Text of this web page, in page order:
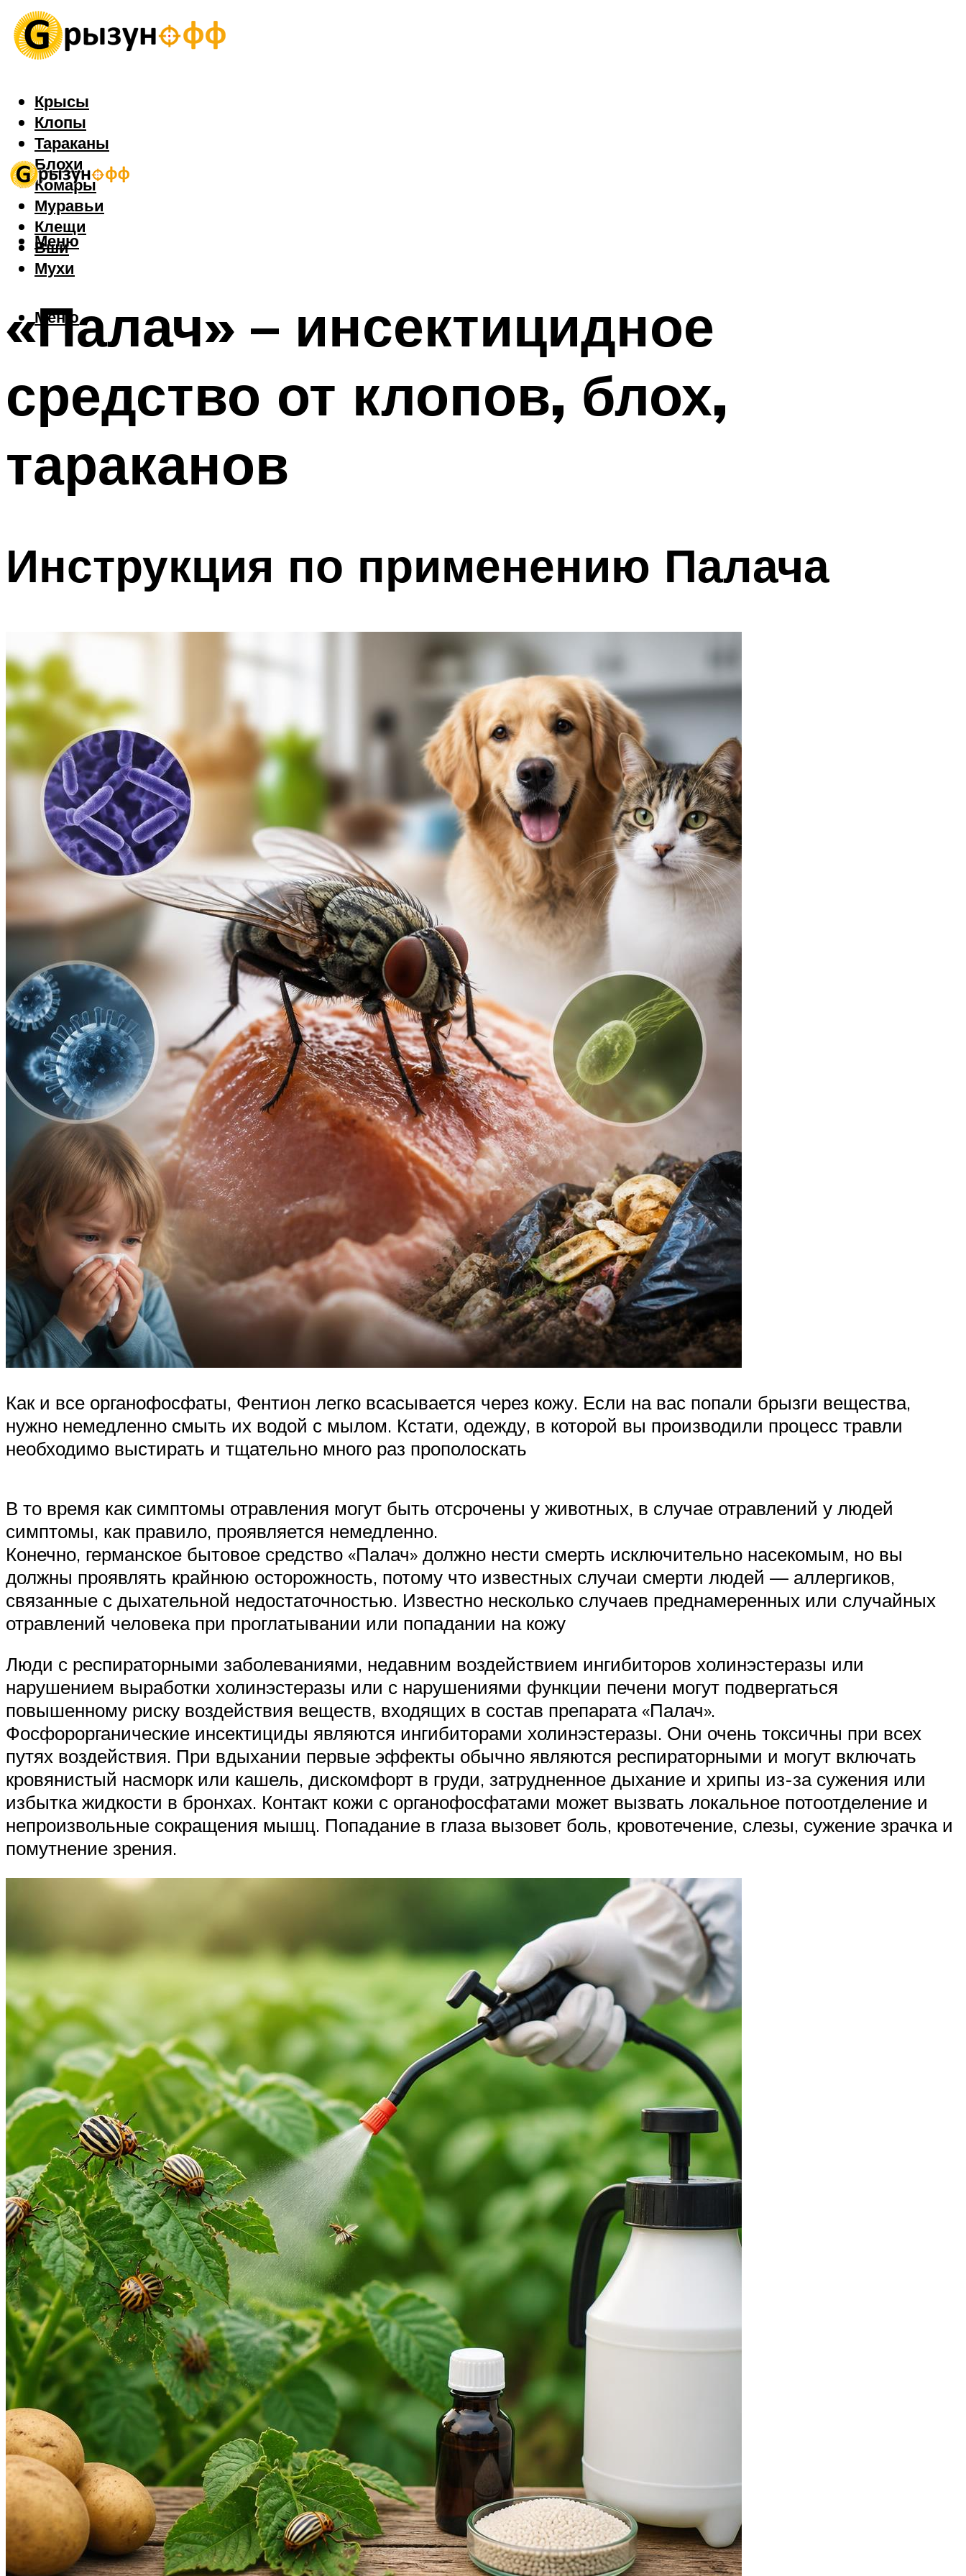
Крысы
Клопы
Тараканы
Блохи
Комары
Муравьи
Клещи
Вши
Мухи
Меню
Меню
«Палач» – инсектицидное
средство от клопов, блох,
тараканов
Инструкция по применению Палача
Как и все органофосфаты, Фентион легко всасывается через кожу. Если на вас попали брызги вещества,
нужно немедленно смыть их водой с мылом. Кстати, одежду, в которой вы производили процесс травли
необходимо выстирать и тщательно много раз прополоскать
В то время как симптомы отравления могут быть отсрочены у животных, в случае отравлений у людей
симптомы, как правило, проявляется немедленно.
Конечно, германское бытовое средство «Палач» должно нести смерть исключительно насекомым, но вы
должны проявлять крайнюю осторожность, потому что известных случаи смерти людей — аллергиков,
связанные с дыхательной недостаточностью. Известно несколько случаев преднамеренных или случайных
отравлений человека при проглатывании или попадании на кожу
Люди с респираторными заболеваниями, недавним воздействием ингибиторов холинэстеразы или
нарушением выработки холинэстеразы или с нарушениями функции печени могут подвергаться
повышенному риску воздействия веществ, входящих в состав препарата «Палач».
Фосфорорганические инсектициды являются ингибиторами холинэстеразы. Они очень токсичны при всех
путях воздействия. При вдыхании первые эффекты обычно являются респираторными и могут включать
кровянистый насморк или кашель, дискомфорт в груди, затрудненное дыхание и хрипы из-за сужения или
избытка жидкости в бронхах. Контакт кожи с органофосфатами может вызвать локальное потоотделение и
непроизвольные сокращения мышц. Попадание в глаза вызовет боль, кровотечение, слезы, сужение зрачка и
помутнение зрения.